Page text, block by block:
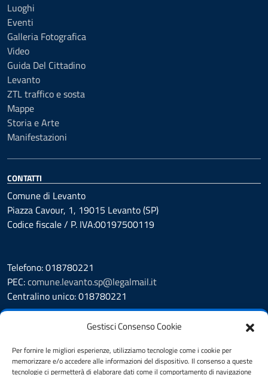
Gestisci Consenso Cookie
Per fornire le migliori esperienze, utilizziamo tecnologie come i cookie per
memorizzare e/o accedere alle informazioni del dispositivo. Il consenso a queste
tecnologie ci permetterà di elaborare dati come il comportamento di navigazione
Luoghi
Eventi
Galleria Fotografica
Video
Guida Del Cittadino
Levanto
ZTL traffico e sosta
Mappe
Storia e Arte
Manifestazioni
CONTATTI
Comune di Levanto
Piazza Cavour, 1, 19015 Levanto (SP)
Codice fiscale / P. IVA:00197500119
Telefono: 018780221
PEC:comune.levanto.sp@legalmail.it
Centralino unico: 018780221
Prenotazione appuntamento
Segnalazione disservizio
Whistleblowing